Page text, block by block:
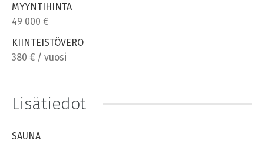
MYYNTIHINTA
49 000 €
KIINTEISTÖVERO
380 € / vuosi
Lisätiedot
SAUNA